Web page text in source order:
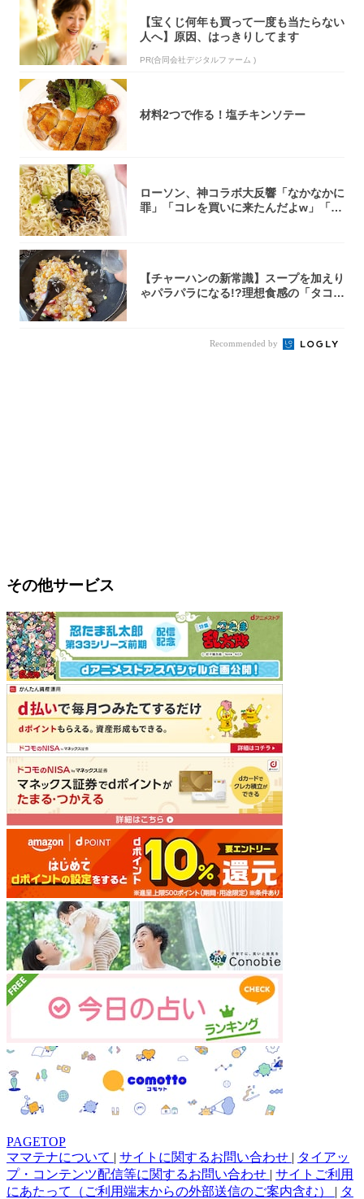
【宝くじ何年も買って一度も当たらない
人へ】原因、はっきりしてます
PR(合同会社デジタルファーム )
材料2つで作る！塩チキンソテー
ローソン、神コラボ大反響「なかなかに
罪」「コレを買いに来たんだよw」「３
【チャーハンの新常識】スープを加えり
ゃパラパラになる!?理想食感の「タコチ
Recommended by
その他サービス
PAGETOP
ママテナについて | サイトに関するお問い合わせ | タイアッ
プ・コンテンツ配信等に関するお問い合わせ | サイトご利用
にあたって（ご利用端末からの外部送信のご案内含む） | タ